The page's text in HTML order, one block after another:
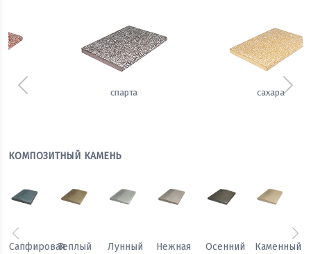
Предыдущий
КОМПОЗИТНЫЙ КАМЕНЬ
Осенний
Каменный Песчаный МорозныйСапфироваяТеплый
Предыдущий